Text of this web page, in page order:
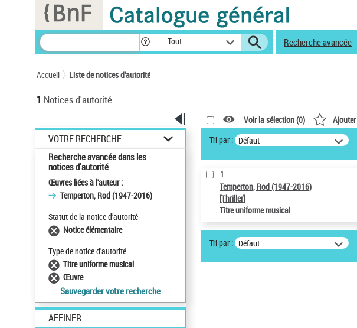
Tout Recherche avancée
Accueil Liste de notices d’autorité
1 Notices d'autorité
VOTRE RECHERCHE
Recherche avancée dans les
notices d’autorité
Œuvres liées à l'auteur :
Temperton, Rod (1947-2016)
Statut de la notice d’autorité
Notice élémentaire
Type de notice d'autorité
Titre uniforme musical
Œuvre
Sauvegarder votre recherche
AFFINER
Voir la sélection (0)
Tri par : Défaut
1
Temperton, Rod (1947-2016)
[Thriller]
Titre uniforme musical
Tri par : Défaut
Panneau de gestion des cookies